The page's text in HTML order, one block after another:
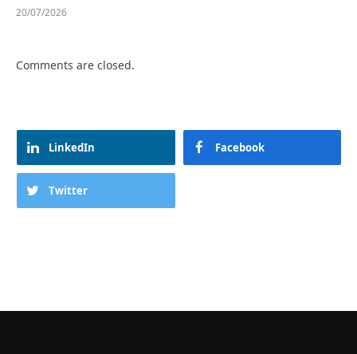
20/07/2026
Comments are closed.
LinkedIn Facebook
Twitter